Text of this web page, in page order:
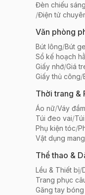
Đèn chiếu sáng
/Điện tử
Văn phòng
Bút lông/Bút
Sổ kế hoạch
Giấy nhớ/Giá
Giấy thủ công/
Thời trang &
Áo nữ/Váy đầm
Túi đeo vai/
Phụ kiện tóc/
Vật dụng
Thể thao &
Lều & Thiết bị/
Trang phục
Găng tay